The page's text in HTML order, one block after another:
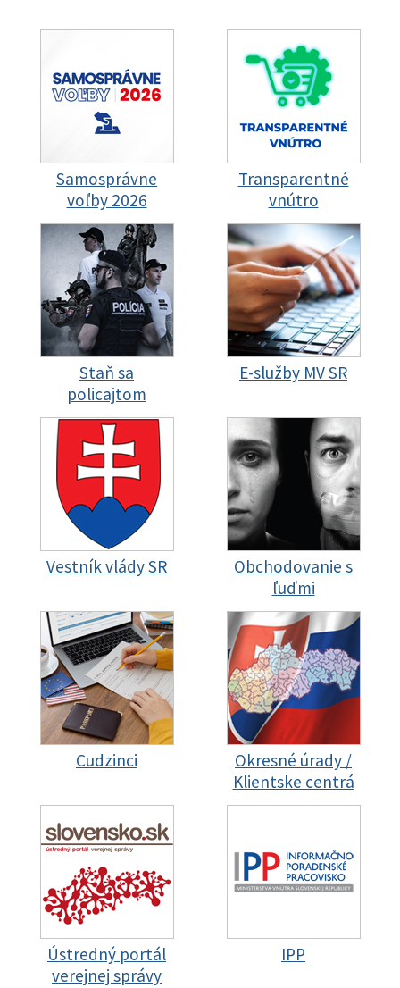
Samosprávne
voľby 2026
Transparentné
vnútro
Staň sa
policajtom
E-služby MV SR
Vestník vlády SR
Obchodovanie s
ľuďmi
Cudzinci
Okresné úrady /
Klientske centrá
Ústredný portál
verejnej správy
IPP